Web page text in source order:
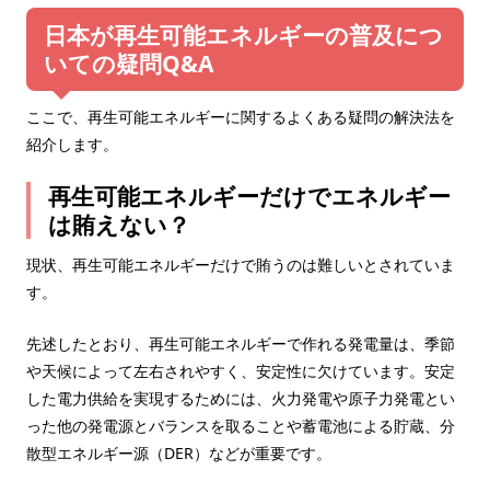
日本が再生可能エネルギーの普及につ
いての疑問Q&A
ここで、再生可能エネルギーに関するよくある疑問の解決法を
紹介します。
再生可能エネルギーだけでエネルギー
は賄えない？
現状、再生可能エネルギーだけで賄うのは難しいとされていま
す。
先述したとおり、再生可能エネルギーで作れる発電量は、季節
や天候によって左右されやすく、安定性に欠けています。安定
した電力供給を実現するためには、火力発電や原子力発電とい
った他の発電源とバランスを取ることや蓄電池による貯蔵、分
散型エネルギー源（DER）などが重要です。